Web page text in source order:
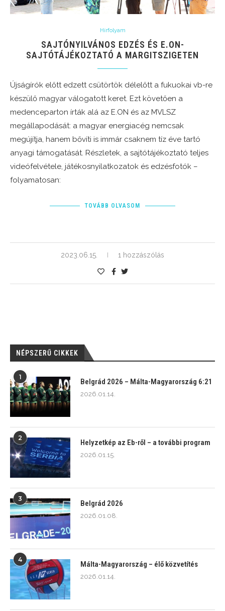
Hírfolyam
SAJTÓNYILVÁNOS EDZÉS ÉS E.ON-
SAJTÓTÁJÉKOZTATÓ A MARGITSZIGETEN
Újságírók előtt edzett csütörtök délelőtt a fukuokai vb-re
készülő magyar válogatott keret. Ezt követően a
medenceparton írták alá az E.ON és az MVLSZ
megállapodását: a magyar energiacég nemcsak
megújítja, hanem bővíti is immár csaknem tíz éve tartó
anyagi támogatását. Részletek, a sajtótájékoztató teljes
videófelvétele, játékosnyilatkozatok és edzésfotók –
folyamatosan:
TOVÁBB OLVASOM
2023.06.15. 1 hozzászólás
NÉPSZERŰ CIKKEK
1
Belgrád 2026 – Málta-Magyarország 6:21
2026.01.14.
2
Helyzetkép az Eb-ről – a további program
2026.01.15.
3
Belgrád 2026
2026.01.08.
4
Málta-Magyarország – élő közvetítés
2026.01.14.